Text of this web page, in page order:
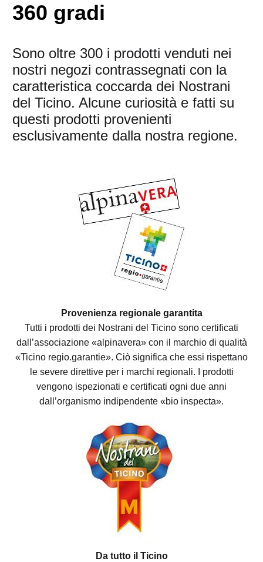
360 gradi
Sono oltre 300 i prodotti venduti nei
nostri negozi contrassegnati con la
caratteristica coccarda dei Nostrani
del Ticino. Alcune curiosità e fatti su
questi prodotti provenienti
esclusivamente dalla nostra regione.
Provenienza regionale garantita
Tutti i prodotti dei Nostrani del Ticino sono certificati
dall’associazione «alpinavera» con il marchio di qualità
«Ticino regio.garantie». Ciò significa che essi rispettano
le severe direttive per i marchi regionali. I prodotti
vengono ispezionati e certificati ogni due anni
dall’organismo indipendente «bio inspecta».
Da tutto il Ticino